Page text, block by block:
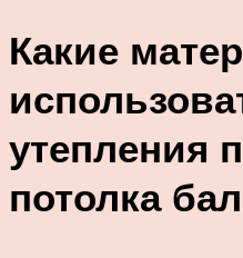
Какие
утепления
потолка